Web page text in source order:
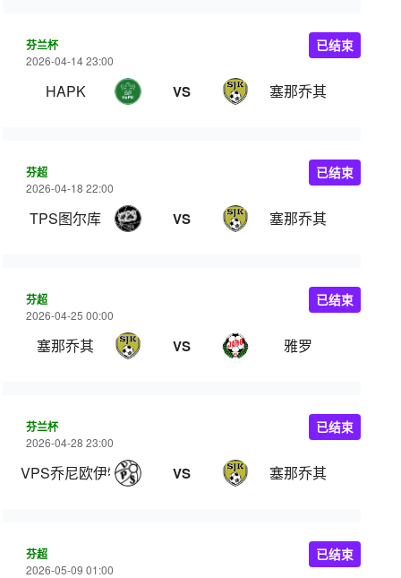
芬兰杯
2026-04-14 23:00
HAPK VS 塞那乔其
已结束
芬超
2026-04-18 22:00
TPS图尔库 VS 塞那乔其
已结束
芬超
2026-04-25 00:00
塞那乔其 VS 雅罗
已结束
芬兰杯
2026-04-28 23:00
VPS乔尼欧伊特 VS 塞那乔其
已结束
芬超
2026-05-09 01:00
已结束